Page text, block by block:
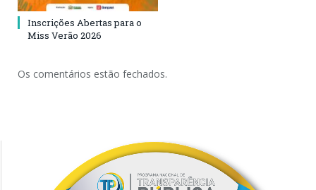
Inscrições Abertas para o
Miss Verão 2026
Os comentários estão fechados.